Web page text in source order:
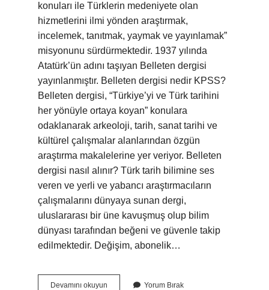
konuları ile Türklerin medeniyete olan
hizmetlerini ilmi yönden araştırmak,
incelemek, tanıtmak, yaymak ve yayınlamak”
misyonunu sürdürmektedir. 1937 yılında
Atatürk’ün adını taşıyan Belleten dergisi
yayınlanmıştır. Belleten dergisi nedir KPSS?
Belleten dergisi, “Türkiye’yi ve Türk tarihini
her yönüyle ortaya koyan” konulara
odaklanarak arkeoloji, tarih, sanat tarihi ve
kültürel çalışmalar alanlarından özgün
araştırma makalelerine yer veriyor. Belleten
dergisi nasıl alınır? Türk tarih bilimine ses
veren ve yerli ve yabancı araştırmacıların
çalışmalarını dünyaya sunan dergi,
uluslararası bir üne kavuşmuş olup bilim
dünyası tarafından beğeni ve güvenle takip
edilmektedir. Değişim, abonelik…
Devamını okuyun Belleten
Yorum Bırak